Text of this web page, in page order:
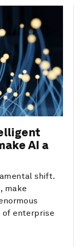
AI a
shift.
make
of enterprise